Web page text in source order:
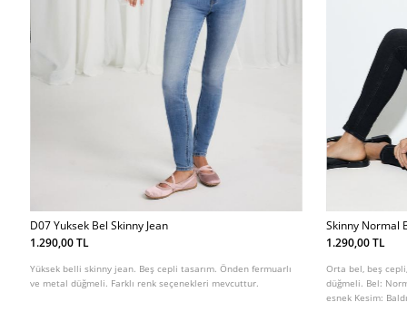
D07 Yuksek Bel Skinny Jean
1.290,00 TL
Yüksek belli skinny jean. Beş cepli tasarım. Önden fermuarlı
ve metal düğmeli. Farklı renk seçenekleri mevcuttur.
Skinny Normal
1.290,00 TL
Orta bel, beş
düğmeli. Bel:
esnek Kesim: